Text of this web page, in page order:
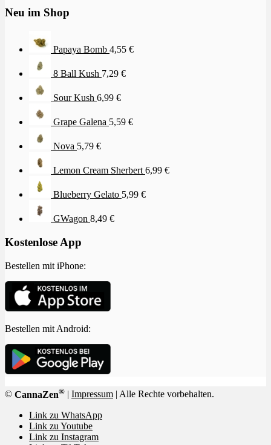
Neu im Shop
Papaya Bomb 4,55 €
8 Ball Kush 7,29 €
Sour Kush 6,99 €
Grape Galena 5,59 €
Nova 5,79 €
Lemon Cream Sherbert 6,99 €
Blueberry Gelato 5,99 €
GWagon 8,49 €
Kostenlose App
Bestellen mit iPhone:
Bestellen mit Android:
© CannaZen® Impressum | Alle Rechte vorbehalten.
Link zu WhatsApp
Link zu Youtube
Link zu Instagram